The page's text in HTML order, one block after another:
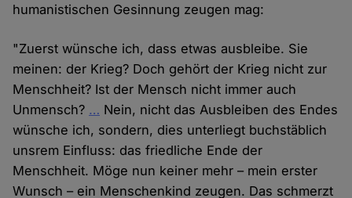
humanistischen Gesinnung zeugen mag:
"Zuerst wünsche ich, dass etwas ausbleibe. Sie
meinen: der Krieg? Doch gehört der Krieg nicht zur
Menschheit? Ist der Mensch nicht immer auch
Unmensch? … Nein, nicht das Ausbleiben des Endes
wünsche ich, sondern, dies unterliegt buchstäblich
unsrem Einfluss: das friedliche Ende der
Menschheit. Möge nun keiner mehr – mein erster
Wunsch – ein Menschenkind zeugen. Das schmerzt